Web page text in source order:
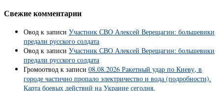
Свежие комментарии
Овод к записи Участник СВО Алексей Верещагин: большевики
предали русского солдата
Овод к записи Участник СВО Алексей Верещагин: большевики
предали русского солдата
Громоотвод к записи 08.08.2026 Ракетный удар по Киеву, в
городе частично пропало электричество и вода (подробности).
Карта боевых действий на Украине сегодня.